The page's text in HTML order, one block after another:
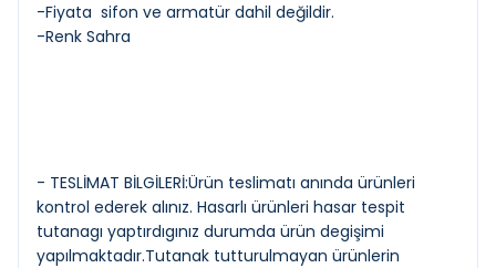
-Fiyata sifon ve armatür dahil değildir.
-Renk Sahra
- TESLİMAT BİLGİLERİ:Ürün teslimatı anında ürünleri
kontrol ederek alınız. Hasarlı ürünleri hasar tespit
tutanagı yaptırdıgınız durumda ürün degişimi
yapılmaktadır.Tutanak tutturulmayan ürünlerin